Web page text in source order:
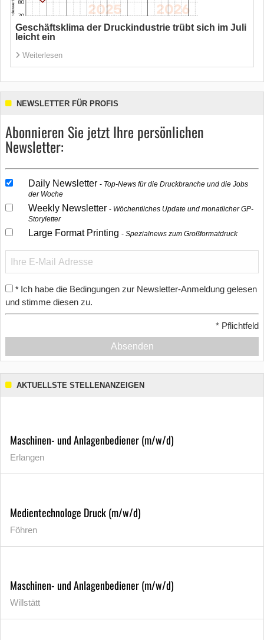
Geschäftsklima der Druckindustrie trübt sich im Juli
leicht ein
Weiterlesen
NEWSLETTER FÜR PROFIS
Abonnieren Sie jetzt Ihre persönlichen
Newsletter:
Daily Newsletter
Top-News für die Druckbranche und die Jobs
der Woche
Weekly Newsletter
Wöchentliches Update und monatlicher GP-
Storyletter
Large Format Printing Spezialnews zum Großformatdruck
* Ich habe die Bedingungen zur Newsletter-Anmeldung gelesen
und stimme diesen zu.
* Pflichtfeld
Absenden
AKTUELLSTE STELLENANZEIGEN
Maschinen- und Anlagenbediener (m/w/d)
Erlangen
Medientechnologe Druck (m/w/d)
Föhren
Maschinen- und Anlagenbediener (m/w/d)
Willstätt